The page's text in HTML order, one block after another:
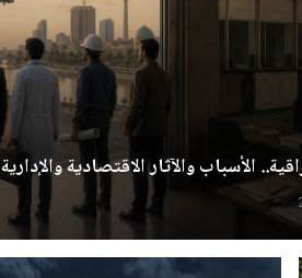
الأسباب والآثار الاقتصادية والإدارية